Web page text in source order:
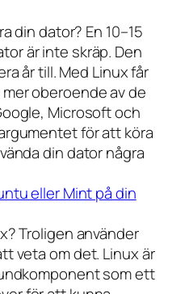
din dator? En 10–15
är inte skräp. Den
år till. Med Linux får
oberoende av de
Microsoft och
för att köra
din dator några
eller Mint på din
Troligen använder
veta om det. Linux är
som ett